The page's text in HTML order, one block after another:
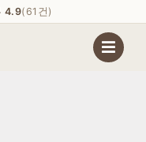
4.9(61건)